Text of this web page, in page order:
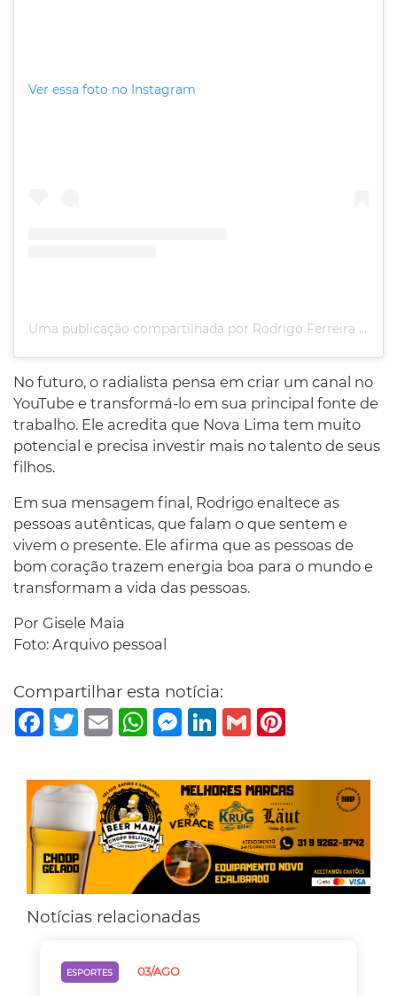
Ver essa foto no Instagram
Uma publicação compartilhada por Rodrigo Ferreira (@digovibrant)
No futuro, o radialista pensa em criar um canal no
YouTube e transformá-lo em sua principal fonte de
trabalho. Ele acredita que Nova Lima tem muito
potencial e precisa investir mais no talento de seus
filhos.
Em sua mensagem final, Rodrigo enaltece as
pessoas autênticas, que falam o que sentem e
vivem o presente. Ele afirma que as pessoas de
bom coração trazem energia boa para o mundo e
transformam a vida das pessoas.
Por Gisele Maia
Foto: Arquivo pessoal
Compartilhar esta notícia:
Facebook
TwitterEmail WhatsAppMessenger
LinkedIn
Gmail
Notícias relacionadas
ESPORTES 03/AGO